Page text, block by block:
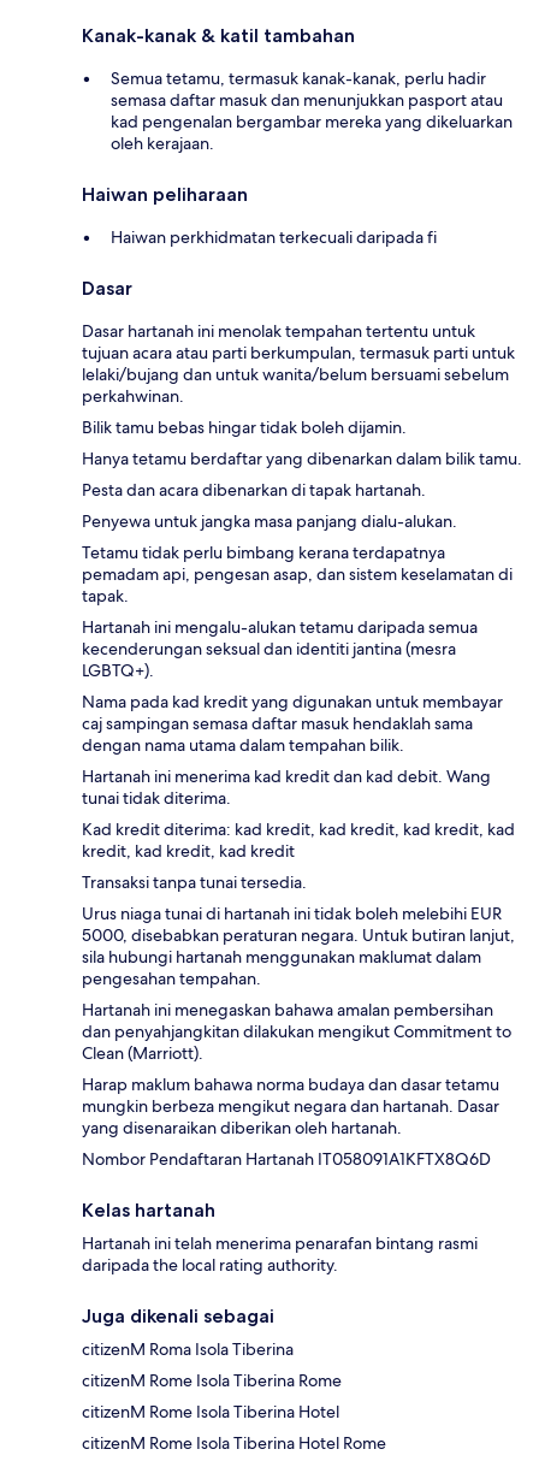
Kanak-kanak & katil tambahan
Semua tetamu, termasuk kanak-kanak, perlu hadir
semasa daftar masuk dan menunjukkan pasport atau
kad pengenalan bergambar mereka yang dikeluarkan
oleh kerajaan.
Haiwan peliharaan
Haiwan perkhidmatan terkecuali daripada fi
Dasar
Dasar hartanah ini menolak tempahan tertentu untuk
tujuan acara atau parti berkumpulan, termasuk parti untuk
lelaki/bujang dan untuk wanita/belum bersuami sebelum
perkahwinan.
Bilik tamu bebas hingar tidak boleh dijamin.
Hanya tetamu berdaftar yang dibenarkan dalam bilik tamu.
Pesta dan acara dibenarkan di tapak hartanah.
Penyewa untuk jangka masa panjang dialu-alukan.
Tetamu tidak perlu bimbang kerana terdapatnya
pemadam api, pengesan asap, dan sistem keselamatan di
tapak.
Hartanah ini mengalu-alukan tetamu daripada semua
kecenderungan seksual dan identiti jantina (mesra
LGBTQ+).
Nama pada kad kredit yang digunakan untuk membayar
caj sampingan semasa daftar masuk hendaklah sama
dengan nama utama dalam tempahan bilik.
Hartanah ini menerima kad kredit dan kad debit. Wang
tunai tidak diterima.
Kad kredit diterima: kad kredit, kad kredit, kad kredit, kad
kredit, kad kredit, kad kredit
Transaksi tanpa tunai tersedia.
Urus niaga tunai di hartanah ini tidak boleh melebihi EUR
5000, disebabkan peraturan negara. Untuk butiran lanjut,
sila hubungi hartanah menggunakan maklumat dalam
pengesahan tempahan.
Hartanah ini menegaskan bahawa amalan pembersihan
dan penyahjangkitan dilakukan mengikut Commitment to
Clean (Marriott).
Harap maklum bahawa norma budaya dan dasar tetamu
mungkin berbeza mengikut negara dan hartanah. Dasar
yang disenaraikan diberikan oleh hartanah.
Nombor Pendaftaran Hartanah IT058091A1KFTX8Q6D
Kelas hartanah
Hartanah ini telah menerima penarafan bintang rasmi
daripada the local rating authority.
Juga dikenali sebagai
citizenM Roma Isola Tiberina
citizenM Rome Isola Tiberina Rome
citizenM Rome Isola Tiberina Hotel
citizenM Rome Isola Tiberina Hotel Rome